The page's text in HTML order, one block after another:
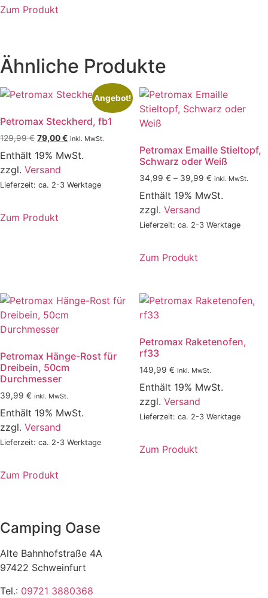
Zum Produkt
Ähnliche Produkte
Angebot!
Petromax Steckherd, fb1
129,99€ Ursprünglicher
war:
129,99 €
79,00€Aktueller
ist:
inkl. MwSt.
Enthält 19% MwSt.
zzgl. Versand
Lieferzeit: ca. 2-3 Werktage
Zum Produkt
Petromax Emaille Stieltopf,
Schwarz oder Weiß
34,99 € – 39,99 €Preisspanne:
bis
inkl. MwSt.
Enthält 19% MwSt.
zzgl. Versand
Lieferzeit: ca. 2-3 Werktage
Zum Produkt
weist
mehrere
auf.
Die
Optionen
können
auf
der
gewählt
Petromax Hänge-Rost für
Dreibein, 50cm
Durchmesser
39,99 € inkl. MwSt.
Enthält 19% MwSt.
zzgl. Versand
Lieferzeit: ca. 2-3 Werktage
Zum Produkt
Petromax Raketenofen,
rf33
149,99 € inkl. MwSt.
Enthält 19% MwSt.
zzgl. Versand
Lieferzeit: ca. 2-3 Werktage
Zum Produkt
Camping Oase
Alte Bahnhofstraße 4A
97422 Schweinfurt
Tel.: 09721 3880368